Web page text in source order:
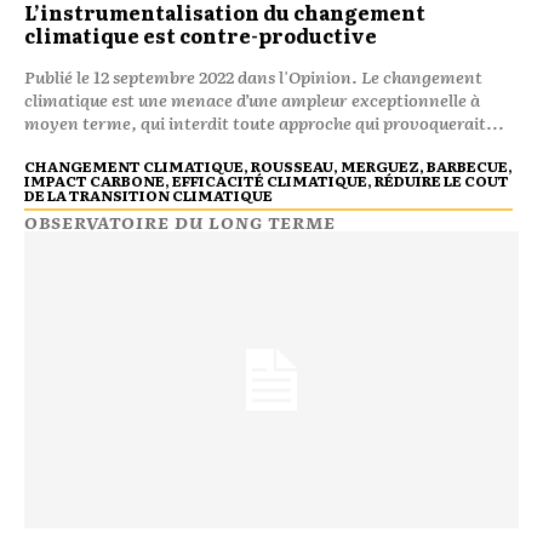
L’instrumentalisation du changement
climatique est contre-productive
Publié le 12 septembre 2022 dans l'Opinion. Le changement
climatique est une menace d’une ampleur exceptionnelle à
moyen terme, qui interdit toute approche qui provoquerait...
CHANGEMENT CLIMATIQUE, ROUSSEAU, MERGUEZ, BARBECUE,
IMPACT CARBONE, EFFICACITÉ CLIMATIQUE, RÉDUIRE LE COUT
DE LA TRANSITION CLIMATIQUE
OBSERVATOIRE DU LONG TERME